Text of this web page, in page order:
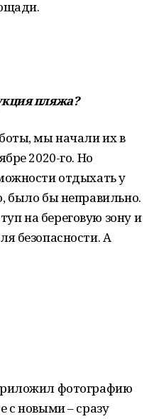
пляжа?
мы начали их в
2020-го. Но
отдыхать у
было бы неправильно.
на береговую зону и
безопасности. А
фотографию
с новыми – сразу